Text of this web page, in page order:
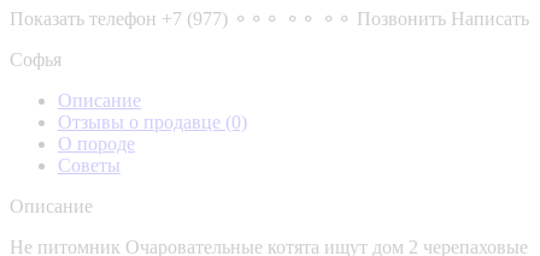
Показать телефон +7 (977) ⚬⚬⚬ ⚬⚬ ⚬⚬ Позвонить Написать
Софья
Описание
Отзывы о продавце (0)
О породе
Советы
Описание
Не питомник Очаровательные котята ищут дом 2 черепаховые